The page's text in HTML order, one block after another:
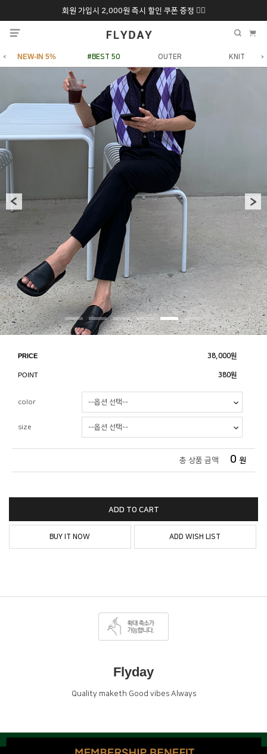
회원 가입시 2,000원 즉시 할인 쿠폰 증정 ❤️‍🔥
추석 특별 할인 10~20% 9/6 화 ~ 9/12월
NEW-IN 5% #BEST 50 OUTER KNIT
PRICE 38,000원
POINT 380원
color
size
총 상품 금액 0 원
ADD TO CART
BUY IT NOW ADD WISH LIST
Flyday
Quality maketh Good vibes Always